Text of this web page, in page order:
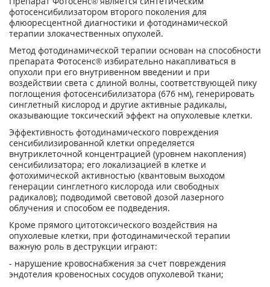
фотосенсибилизатором второго поколения для
флюоресцентной диагностики и фотодинамической
терапии злокачественных опухолей.
Метод фотодинамической терапии основан на способности
препарата Фотосенс® избирательно накапливаться в
опухоли при его внутривенном введении и при
воздействии света с длиной волны, соответствующей пику
поглощения фотосенсибилизатора (676 нм), генерировать
синглетный кислород и другие активные радикалы,
оказывающие токсический эффект на опухолевые клетки.
Эффективность фотодинамического повреждения
сенсибилизированной клетки определяется
внутриклеточной концентрацией (уровнем накопления)
сенсибилизатора; его локализацией в клетке и
фотохимической активностью (квантовым выходом
генерации синглетного кислорода или свободных
радикалов); подводимой световой дозой лазерного
облучения и способом ее подведения.
Кроме прямого цитотоксического воздействия на
опухолевые клетки, при фотодинамической терапии
важную роль в деструкции играют:
- нарушение кровоснабжения за счет повреждения
эндотелия кровеносных сосудов опухолевой ткани;